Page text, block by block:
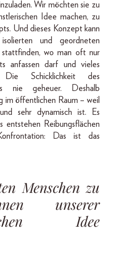
Wir möchten sie zu
Idee machen, zu
Und dieses Konzept kann
und geordneten
stattfinden, wo man oft nur
anfassen darf und vieles
Die Schicklichkeit des
nie geheuer. Deshalb
im öffentlichen Raum – weil
sehr dynamisch ist. Es
entstehen Reibungsflächen
Das ist das
Menschen zu
unserer
Idee